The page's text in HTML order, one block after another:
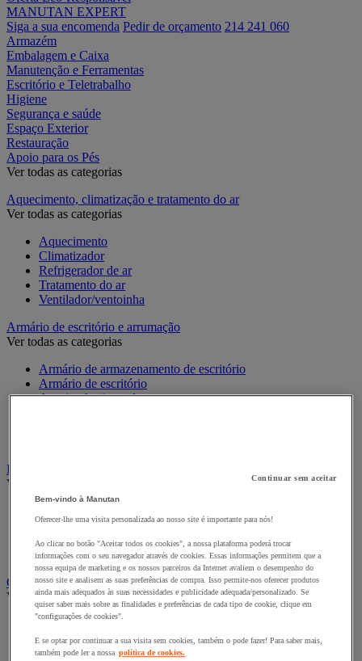
MANUTAN EXPERT
Siga a sua encomenda Pedir de orçamento 214 241 060
Armazém
Embalagem e Caixa
Manutenção e Ferramentas
Escritório e Teletrabalho
Higiene
Segurança e saúde
Espaço Exterior
Restauração
Apoio para os Pés
Ver todas as categorias
Aquecimento, climatização e tratamento do ar
Ver todas as categorias
Aquecimento
Climatizador
Refrigerador de ar
Tratamento do ar
Ventilador/ventoinha
Armário de escritório e arrumação
Ver todas as categorias
Armário de armazenamento de escritório
Armário de escritório
Arquivo horizontal
Bengaleiro e cabide
Ver todas as categorias
Cabide
Porta-cabides
Suporte guarda-chuvas
Cadeiras, poltronas e cadeirões
Ver todas as categorias
Acessórios para cadeiras de escritório
Cadeira de braços executivo
Cadeira de escritório
Continuar sem aceitar
Bem-vindo à Manutan
Oferecer-lhe uma visita personalizada ao nosso site é importante para nós!
Ao clicar no botão "Aceitar todos os cookies", a nossa plataforma poderá trocar
informações com o seu navegador através de cookies. Essas informações permitem que a
nossa equipa de marketing e os nossos parceiros da Internet avaliem o desempenho do
nosso site e analisem as suas preferências de compra. Isso permite-nos oferecer produtos
ainda mais adequados às suas necessidades e publicidade adequada/personalizado. Se
quiser saber mais sobre as finalidades e preferências de cada tipo de cookie, clique em
"configurações de cookies".
E se optar por continuar a sua visita sem cookies, também o pode fazer! Para saber mais,
também pode ler a nossa política de cookies.